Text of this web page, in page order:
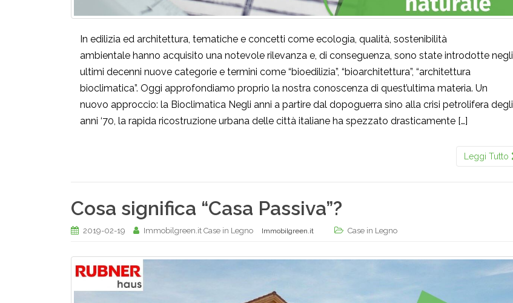
In edilizia ed architettura, tematiche e concetti come ecologia, qualità, sostenibilità
ambientale hanno acquisito una notevole rilevanza e, di conseguenza, sono state introdotte negli
ultimi decenni nuove categorie e termini come “bioedilizia”, “bioarchitettura”, “architettura
bioclimatica”. Oggi approfondiamo proprio la nostra conoscenza di quest’ultima materia. Un
nuovo approccio: la Bioclimatica Negli anni a partire dal dopoguerra sino alla crisi petrolifera degli
anni ‘70, la rapida ricostruzione urbana delle città italiane ha spezzato drasticamente […]
Leggi Tutto
Cosa significa “Casa Passiva”?
2019-02-19 Immobilgreen.it Case in Legno Immobilgreen.it Case in Legno